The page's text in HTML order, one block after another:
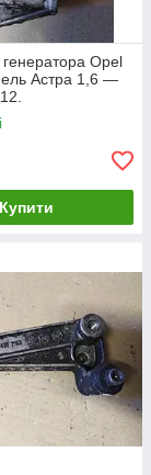
Opel
Астра 1,6 —
Купити